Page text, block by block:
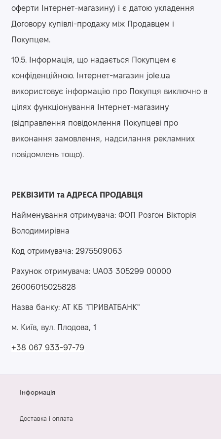
оферти Інтернет-магазину) і є датою укладення
Договору купівлі-продажу між Продавцем і
Покупцем.
10.5. Інформація, що надається Покупцем є
конфіденційною. Інтернет-магазин jole.ua
використовує інформацію про Покупця виключно в
цілях функціонування Інтернет-магазину
(відправлення повідомлення Покупцеві про
виконання замовлення, надсилання рекламних
повідомлень тощо).
РЕКВІЗИТИ та АДРЕСА ПРОДАВЦЯ
Найменування отримувача: ФОП Розгон Вікторія
Володимирівна
Код отримувача: 2975509063
Рахунок отримувача: UA03 305299 00000
26006015025828
Назва банку: АТ КБ "ПРИВАТБАНК"
м. Київ, вул. Плодова, 1
+38 067 933-97-79
Інформація
Доставка і оплата